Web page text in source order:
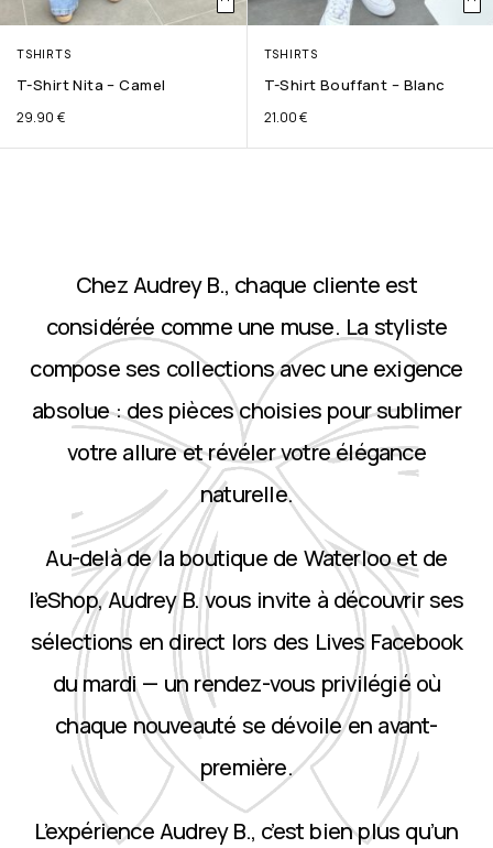
TSHIRTS
T-Shirt Nita – Camel
29.90 €
TSHIRTS
T-Shirt Bouffant – Blanc
21.00€
Chez Audrey B., chaque cliente est
considérée comme une muse. La styliste
compose ses collections avec une exigence
absolue : des pièces choisies pour sublimer
votre allure et révéler votre élégance
naturelle.
Au-delà de la boutique de Waterloo et de
l’eShop, Audrey B. vous invite à découvrir ses
sélections en direct lors des Lives Facebook
du mardi — un rendez-vous privilégié où
chaque nouveauté se dévoile en avant-
première.
L’expérience Audrey B., c’est bien plus qu’un